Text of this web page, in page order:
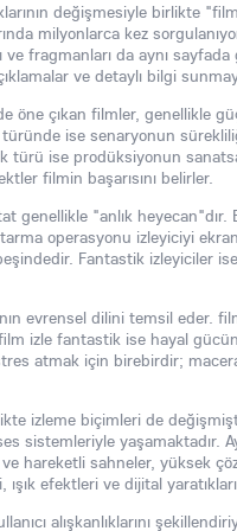
değişmesiyle birlikte
milyonlarca kez
ve fragmanları da aynı
ve detaylı bilgi
öne çıkan filmler, genellikle
ise senaryonun
türü ise prodüksiyonun
filmin başarısını belirler.
genellikle "anlık
operasyonu izleyiciyi
Fantastik izleyiciler
evrensel dilini temsil eder.
izle fantastik ise hayal
atmak için birebirdir;
izleme biçimleri de
sistemleriyle yaşamaktadır.
ve hareketli sahneler, yüksek
efektleri ve dijital
alışkanlıklarını